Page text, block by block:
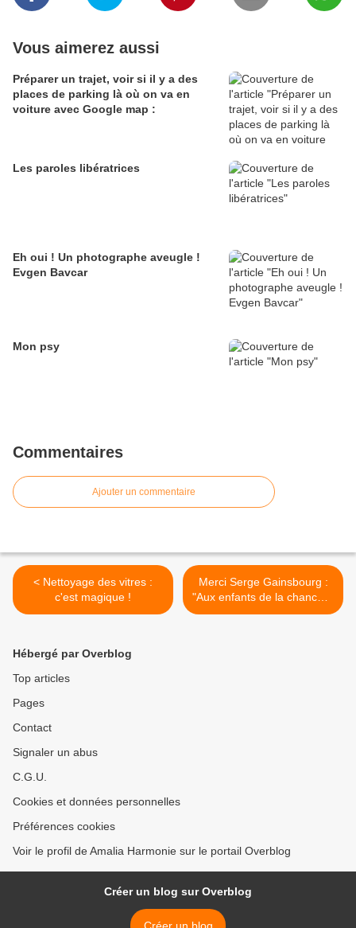
Vous aimerez aussi
Préparer un trajet, voir si il y a des
places de parking là où on va en
voiture avec Google map :
Les paroles libératrices
Eh oui ! Un photographe aveugle !
Evgen Bavcar
Mon psy
Commentaires
Ajouter un commentaire
< Nettoyage des vitres :
c'est magique !
Merci Serge Gainsbourg :
"Aux enfants de la chance" :
>
Hébergé par Overblog
Top articles
Pages
Contact
Signaler un abus
C.G.U.
Cookies et données personnelles
Préférences cookies
Voir le profil de Amalia Harmonie sur le portail Overblog
Créer un blog sur Overblog